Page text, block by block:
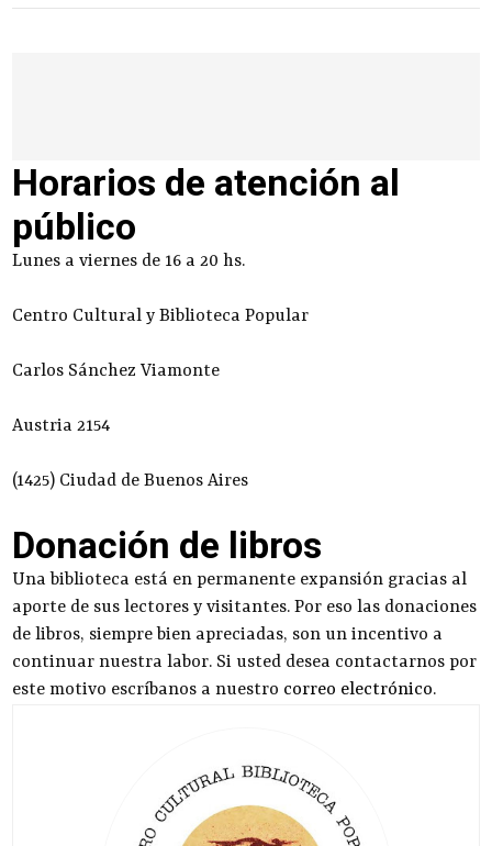
Horarios de atención al
público
Lunes a viernes de 16 a 20 hs.
Centro Cultural y Biblioteca Popular
Carlos Sánchez Viamonte
Austria 2154
(1425) Ciudad de Buenos Aires
Donación de libros
Una biblioteca está en permanente expansión gracias al
aporte de sus lectores y visitantes. Por eso las donaciones
de libros, siempre bien apreciadas, son un incentivo a
continuar nuestra labor. Si usted desea contactarnos por
este motivo escríbanos a nuestro correo electrónico.